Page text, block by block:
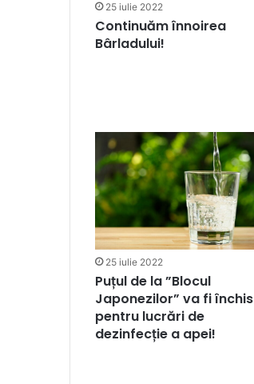
25 iulie 2022
Continuăm înnoirea
Bârladului!
25 iulie 2022
Puțul de la ”Blocul
Japonezilor” va fi închis
pentru lucrări de
dezinfecție a apei!